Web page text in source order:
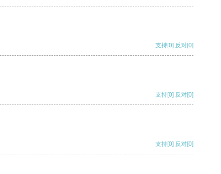
支持[0] 反对[0]
支持[0] 反对[0]
支持[0] 反对[0]